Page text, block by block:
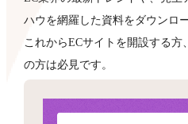
ハウを網羅した資料をダウンロ
これからECサイトを開設する方
の方は必見です。